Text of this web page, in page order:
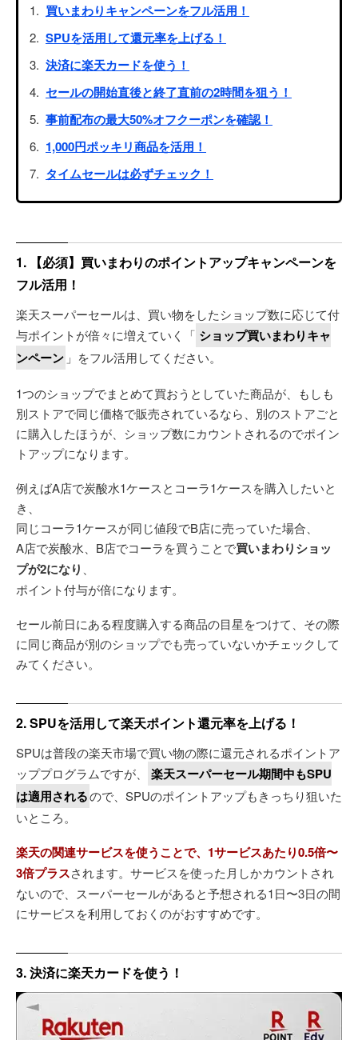
買いまわりキャンペーンをフル活用！
SPUを活用して還元率を上げる！
決済に楽天カードを使う！
セールの開始直後と終了直前の2時間を狙う！
事前配布の最大50%オフクーポンを確認！
1,000円ポッキリ商品を活用！
タイムセールは必ずチェック！
1. 【必須】買いまわりのポイントアップキャンペーンを
フル活用！
楽天スーパーセールは、買い物をしたショップ数に応じて付
与ポイントが倍々に増えていく「 ショップ買いまわりキャ
ンペーン 」をフル活用してください。
1つのショップでまとめて買おうとしていた商品が、もしも
別ストアで同じ価格で販売されているなら、別のストアごと
に購入したほうが、ショップ数にカウントされるのでポイン
トアップになります。
例えばA店で炭酸水1ケースとコーラ1ケースを購入したいと
き、
同じコーラ1ケースが同じ値段でB店に売っていた場合、
A店で炭酸水、B店でコーラを買うことで買いまわりショッ
プが2になり
ポイント付与が倍になります。
セール前日にある程度購入する商品の目星をつけて、その際
に同じ商品が別のショップでも売っていないかチェックして
みてください。
2. SPUを活用して楽天ポイント還元率を上げる！
SPUは普段の楽天市場で買い物の際に還元されるポイントア
ッププログラムですが、
楽天スーパーセール期間中もSPU
は適用されるので、SPUのポイントアップもきっちり狙いた
いところ。
楽天の関連サービスを使うことで、1サービスあたり0.5倍〜
3倍プラスされます。サービスを使った月しかカウントされ
ないので、スーパーセールがあると予想される1日〜3日の間
にサービスを利用しておくのがおすすめです。
3. 決済に楽天カードを使う！